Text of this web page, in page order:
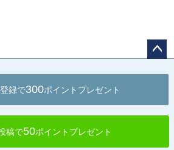
へ
録で300ポイントプレゼント
稿で50ポイントプレゼント